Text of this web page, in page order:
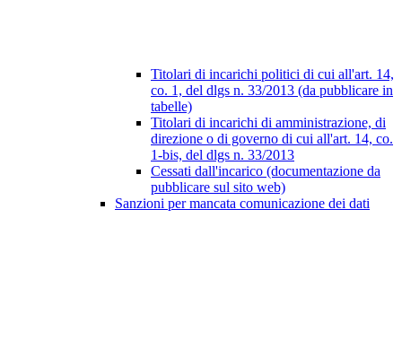
Titolari di incarichi politici di cui all'art. 14,
co. 1, del dlgs n. 33/2013 (da pubblicare in
tabelle)
Titolari di incarichi di amministrazione, di
direzione o di governo di cui all'art. 14, co.
1-bis, del dlgs n. 33/2013
Cessati dall'incarico (documentazione da
pubblicare sul sito web)
Sanzioni per mancata comunicazione dei dati